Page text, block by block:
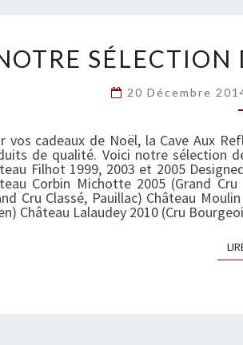
20 Décembre
vos cadeaux de Noël, la Cave Aux
de qualité. Voici notre sélection
Filhot 1999, 2003 et 2005
Corbin Michotte 2005 (Grand
Cru Classé, Pauillac) Château
Château Lalaudey 2010 (Cru